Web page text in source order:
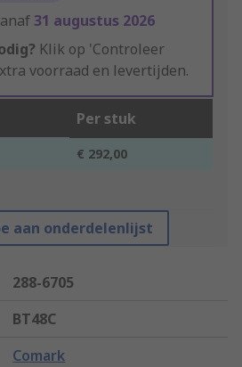
31 augustus 2026
Klik op 'Controleer
voorraad en levertijden.
Per stuk
€ 292,00
aan onderdelenlijst
288-6705
BT48C
Comark